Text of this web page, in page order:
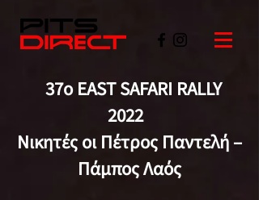
37ο EAST SAFARI RALLY
2022
Νικητές οι Πέτρος Παντελή –
Πάμπος Λαός